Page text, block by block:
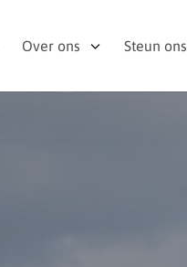
Over ons Steun ons